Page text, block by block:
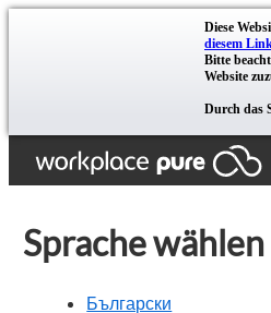
Diese
diesem
Bitte
Website
Durch das
Sprache wählen
Български